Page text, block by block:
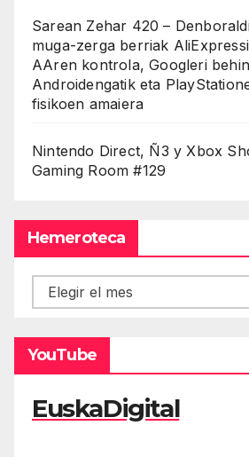
Sarean Zehar 420 –
muga-zerga berriak
AAren kontrola, Googleri
Androidengatik eta
fisikoen amaiera
Nintendo Direct, Ñ3 y Xbox
Gaming Room #129
Hemeroteca
Hemeroteca
YouTube
EuskaDigital